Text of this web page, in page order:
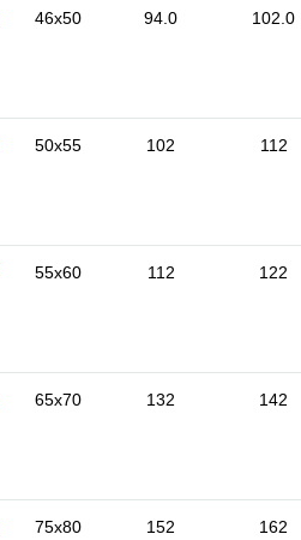
46x50 94.0 102.0
50x55 102 112
55x60 112 122
65x70 132 142
75x80 152 162